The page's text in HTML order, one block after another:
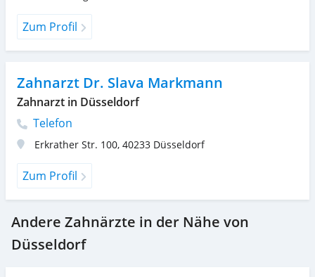
Zum Profil
Zahnarzt Dr. Slava Markmann
Zahnarzt in Düsseldorf
Telefon
Erkrather Str. 100, 40233 Düsseldorf
Zum Profil
Andere Zahnärzte in der Nähe von
Düsseldorf